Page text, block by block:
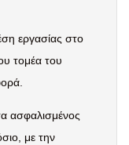
εργασίας στο
τομέα του
ασφαλισμένος
με την